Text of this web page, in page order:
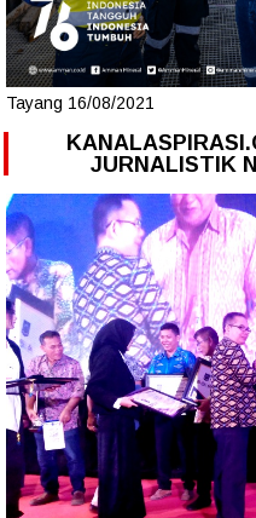
Tayang 16/08/2021
JURNALISTIK